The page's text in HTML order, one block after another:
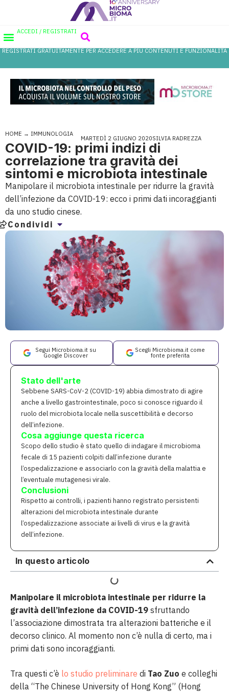
ACCEDI / REGISTRATI
REGISTRATI GRATUITAMENTE PER ACCEDERE A PIÙ CONTENUTI E FUNZIONALITÀ
HOME → IMMUNOLOGIA
MARTEDÌ 2 GIUGNO 2020SILVIA RADREZZA
COVID-19: primi indizi di
correlazione tra gravità dei
sintomi e microbiota intestinale
Manipolare il microbiota intestinale per ridurre la gravità
dell’infezione da COVID-19: ecco i primi dati incoraggianti
da uno studio cinese.
Condividi
Segui Microbioma.it su
Google Discover
Scegli Microbioma.it come
fonte preferita
Stato dell'arte
Sebbene SARS-CoV-2 (COVID-19) abbia dimostrato di agire
anche a livello gastrointestinale, poco si conosce riguardo il
ruolo del microbiota locale nella suscettibilità e decorso
dell’infezione.
Cosa aggiunge questa ricerca
Scopo dello studio è stato quello di indagare il microbioma
fecale di 15 pazienti colpiti dall’infezione durante
l’ospedalizzazione e associarlo con la gravità della malattia e
l’eventuale mutagenesi virale.
Conclusioni
Rispetto ai controlli, i pazienti hanno registrato persistenti
alterazioni del microbiota intestinale durante
l’ospedalizzazione associate ai livelli di virus e la gravità
dell’infezione.
In questo articolo
Manipolare il microbiota intestinale per ridurre la
gravità dell’infezione da COVID-19 sfruttando
l’associazione dimostrata tra alterazioni batteriche e il
decorso clinico. Al momento non c’è nulla di certo, ma i
primi dati sono incoraggianti.
Tra questi c’è lo studio preliminare di Tao Zuo e colleghi
della “The Chinese University of Hong Kong” (Hong